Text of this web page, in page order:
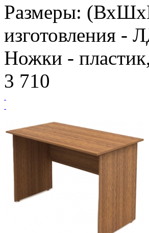
Размеры:
изготовления
Ножки -
3 710